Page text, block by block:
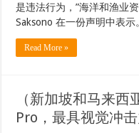
是违法行为，”海洋和渔业
Saksono 在一份声明中表示
Read More »
（新加坡和马来
Pro，最具视觉冲